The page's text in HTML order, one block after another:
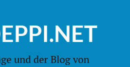
und der Blog von